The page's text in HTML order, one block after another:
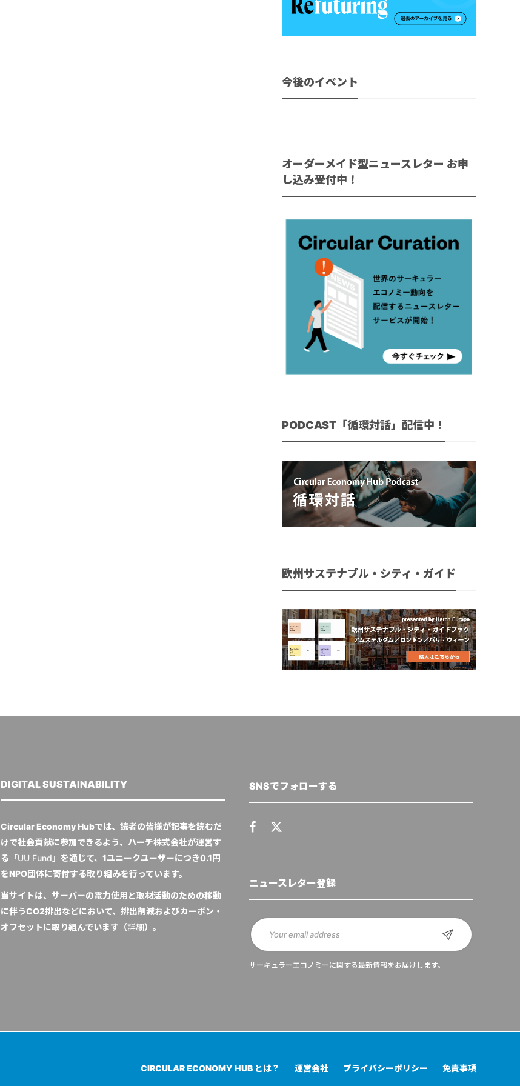
今後のイベント
オーダーメイド型ニュースレター お申
し込み受付中！
PODCAST「循環対話」配信中！
欧州サステナブル・シティ・ガイド
DIGITAL SUSTAINABILITY
Circular Economy Hubでは、読者の皆様が記事を読むだ
けで社会貢献に参加できるよう、ハーチ株式会社が運営す
る「UU Fund」を通じて、1ユニークユーザーにつき0.1円
をNPO団体に寄付する取り組みを行っています。
当サイトは、サーバーの電力使用と取材活動のための移動
に伴うCO2排出などにおいて、排出削減およびカーボン・
オフセットに取り組んでいます（詳細）。
SNSでフォローする
ニュースレター登録
サーキュラーエコノミーに関する最新情報をお届けします。
CIRCULAR ECONOMY HUB とは？ 運営会社 プライバシーポリシー 免責事項